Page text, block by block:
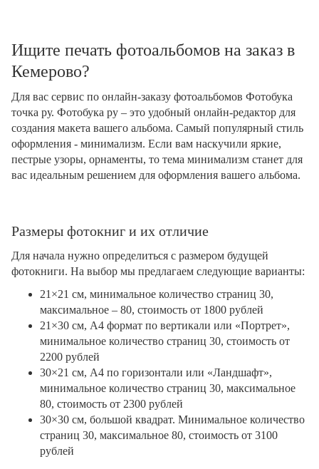
Ищите печать фотоальбомов на заказ в
Кемерово?
Для вас сервис по онлайн-заказу фотоальбомов Фотобука
точка ру. Фотобука ру – это удобный онлайн-редактор для
создания макета вашего альбома. Самый популярный стиль
оформления - минимализм. Если вам наскучили яркие,
пестрые узоры, орнаменты, то тема минимализм станет для
вас идеальным решением для оформления вашего альбома.
Размеры фотокниг и их отличие
Для начала нужно определиться с размером будущей
фотокниги. На выбор мы предлагаем следующие варианты:
21×21 см, минимальное количество страниц 30,
максимальное – 80, стоимость от 1800 рублей
21×30 см, А4 формат по вертикали или «Портрет»,
минимальное количество страниц 30, стоимость от
2200 рублей
30×21 см, А4 по горизонтали или «Ландшафт»,
минимальное количество страниц 30, максимальное
80, стоимость от 2300 рублей
30×30 см, большой квадрат. Минимальное количество
страниц 30, максимальное 80, стоимость от 3100
рублей